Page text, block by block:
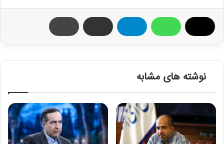
نوشته های مشابه